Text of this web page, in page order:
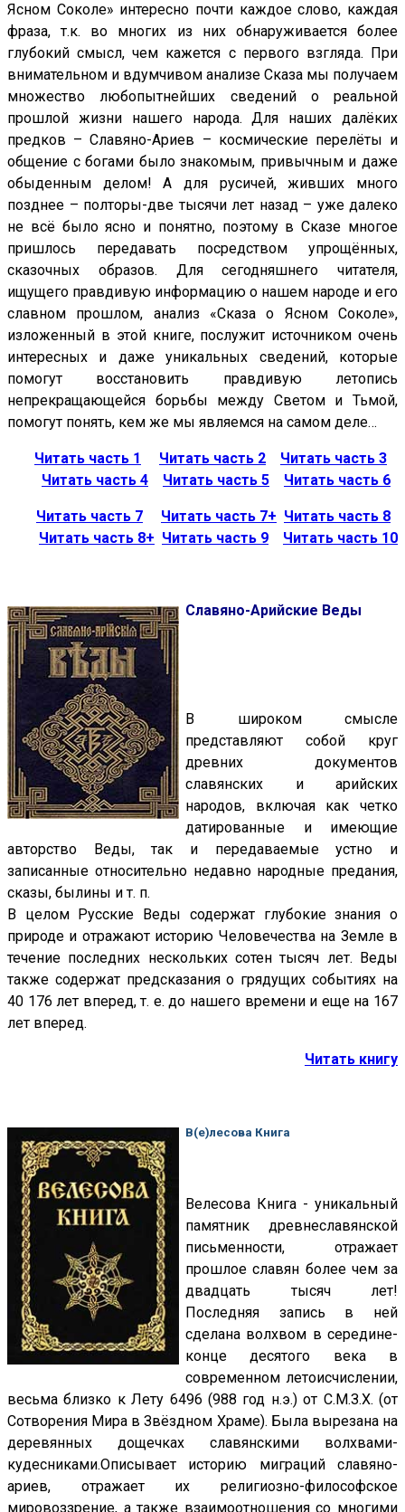
Ясном Соколе» интересно почти каждое слово, каждая
фраза, т.к. во многих из них обнаруживается более
глубокий смысл, чем кажется с первого взгляда. При
внимательном и вдумчивом анализе Сказа мы получаем
множество любопытнейших сведений о реальной
прошлой жизни нашего народа. Для наших далёких
предков – Славяно-Ариев – космические перелёты и
общение с богами было знакомым, привычным и даже
обыденным делом! А для русичей, живших много
позднее – полторы-две тысячи лет назад – уже далеко
не всё было ясно и понятно, поэтому в Сказе многое
пришлось передавать посредством упрощённых,
сказочных образов. Для сегодняшнего читателя,
ищущего правдивую информацию о нашем народе и его
славном прошлом, анализ «Сказа о Ясном Соколе»,
изложенный в этой книге, послужит источником очень
интересных и даже уникальных сведений, которые
помогут восстановить правдивую летопись
непрекращающейся борьбы между Светом и Тьмой,
помогут понять, кем же мы являемся на самом деле…
Читать часть 1 Читать часть 2
Читать часть 3
Читать часть 4
Читать часть 5 Читать часть 6
Читать часть 7 Читать часть 7+ Читать часть 8
Читать часть 8+ Читать часть 9 Читать часть 10
Славяно-Арийские Веды
В широком смысле
представляют собой круг
древних документов
славянских и арийских
народов, включая как четко
датированные и имеющие
авторство Веды, так и передаваемые устно и
записанные относительно недавно народные предания,
сказы, былины и т. п.
В целом Русские Веды содержат глубокие знания о
природе и отражают историю Человечества на Земле в
течение последних нескольких сотен тысяч лет. Веды
также содержат предсказания о грядущих событиях на
40 176 лет вперед, т. е. до нашего времени и еще на 167
лет вперед.
Читать книгу
В(е)лесова Книга
Велесова Книга - уникальный
памятник древнеславянской
письменности, отражает
прошлое славян более чем за
двадцать тысяч лет!
Последняя запись в ней
сделана волхвом в середине-
конце десятого века в
современном летоисчислении,
весьма близко к Лету 6496 (988 год н.э.) от С.М.З.Х. (от
Сотворения Мира в Звёздном Храме). Была вырезана на
деревянных дощечках славянскими волхвами-
кудесниками.Описывает историю миграций славяно-
ариев, отражает их религиозно-философское
мировоззрение, а также взаимоотношения со многими